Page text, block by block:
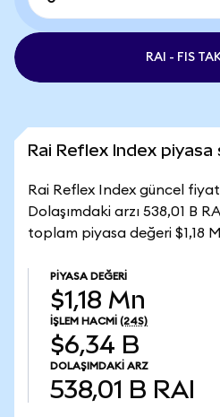
RAI - FIS
Rai Reflex Index
Rai Reflex Index güncel
Dolaşımdaki arzı 538,01 B
toplam piyasa değeri $1,18
PIYASA DEĞERI
$1,18 Mn
İŞLEM HACMI (24S)
$6,34 B
DOLAŞIMDAKI ARZ
538,01 B RAI